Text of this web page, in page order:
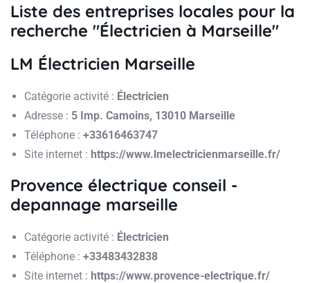
Liste des entreprises locales pour la
recherche "Électricien à Marseille"
LM Électricien Marseille
Catégorie activité : Électricien
Adresse : 5 Imp. Camoins, 13010 Marseille
Téléphone : +33616463747
Site internet : https://www.lmelectricienmarseille.fr/
Provence électrique conseil -
depannage marseille
Catégorie activité : Électricien
Téléphone : +33483432838
Site internet : https://www.provence-electrique.fr/